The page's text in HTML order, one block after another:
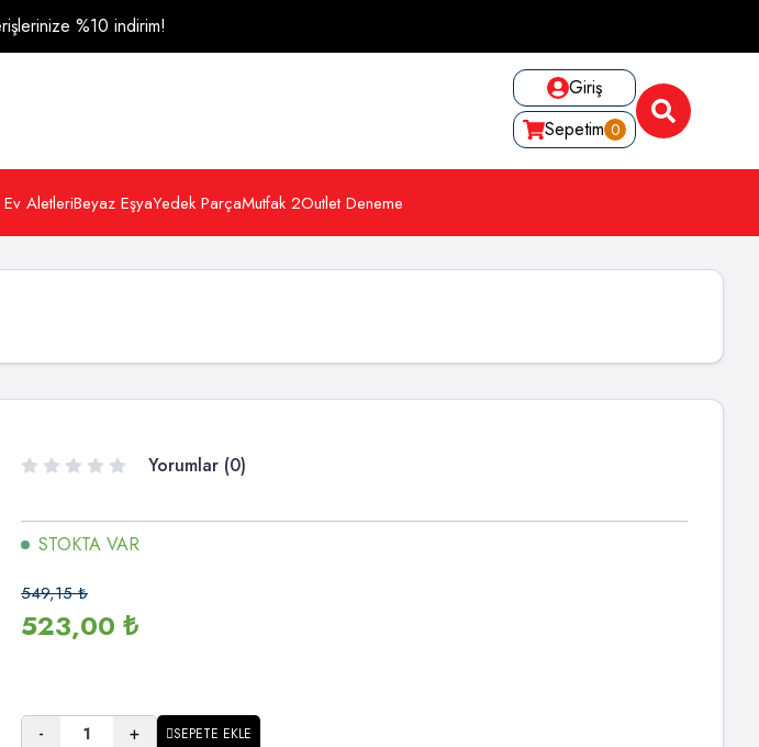
%10 indirim!
Giriş
Sepetim 0
Ev AletleriBeyaz EşyaYedek ParçaMutfak 2Outlet Deneme
Yorumlar (0)
STOKTA VAR
549,15₺
523,00 ₺
- + SEPETE EKLE